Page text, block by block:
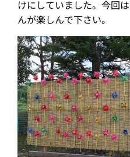
けにしていました。今回
んが楽しんで下さい。